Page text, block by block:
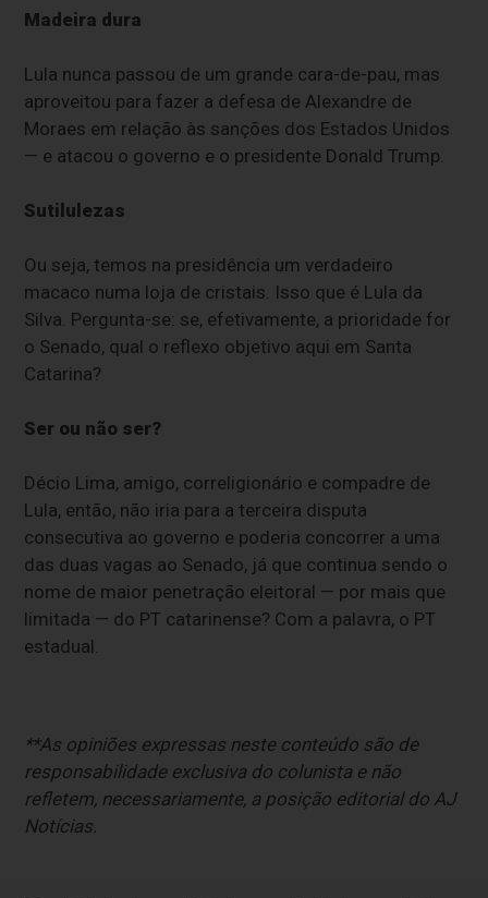
Madeira dura
Lula nunca passou de um grande cara-de-pau, mas
aproveitou para fazer a defesa de Alexandre de
Moraes em relação às sanções dos Estados Unidos
— e atacou o governo e o presidente Donald Trump.
Sutilulezas
Ou seja, temos na presidência um verdadeiro
macaco numa loja de cristais. Isso que é Lula da
Silva. Pergunta-se: se, efetivamente, a prioridade for
o Senado, qual o reflexo objetivo aqui em Santa
Catarina?
Ser ou não ser?
Décio Lima, amigo, correligionário e compadre de
Lula, então, não iria para a terceira disputa
consecutiva ao governo e poderia concorrer a uma
das duas vagas ao Senado, já que continua sendo o
nome de maior penetração eleitoral — por mais que
limitada — do PT catarinense? Com a palavra, o PT
estadual.
**As opiniões expressas neste conteúdo são de
responsabilidade exclusiva do colunista e não
refletem, necessariamente, a posição editorial do AJ
Notícias.